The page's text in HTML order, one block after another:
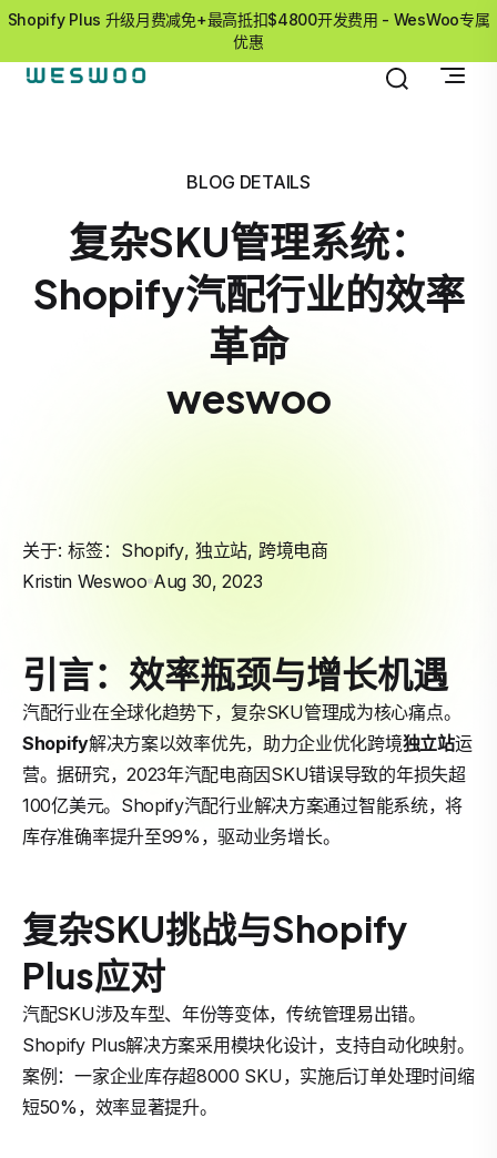
Shopify Plus 升级月费减免+最高抵扣$4800开发费用 - WesWoo专属
优惠
BLOG DETAILS
复杂SKU管理系统：
Shopify汽配行业的效率
革命
weswoo
关于: 标签： Shopify, 独立站, 跨境电商
Kristin Weswoo Aug 30, 2023
引言：效率瓶颈与增长机遇
汽配行业在全球化趋势下，复杂SKU管理成为核心痛点。
Shopify解决方案以效率优先，助力企业优化跨境独立站运
营。据研究，2023年汽配电商因SKU错误导致的年损失超
100亿美元。Shopify汽配行业解决方案通过智能系统，将
库存准确率提升至99%，驱动业务增长。
复杂SKU挑战与Shopify
Plus应对
汽配SKU涉及车型、年份等变体，传统管理易出错。
Shopify Plus解决方案采用模块化设计，支持自动化映射。
案例：一家企业库存超8000 SKU，实施后订单处理时间缩
短50%，效率显著提升。